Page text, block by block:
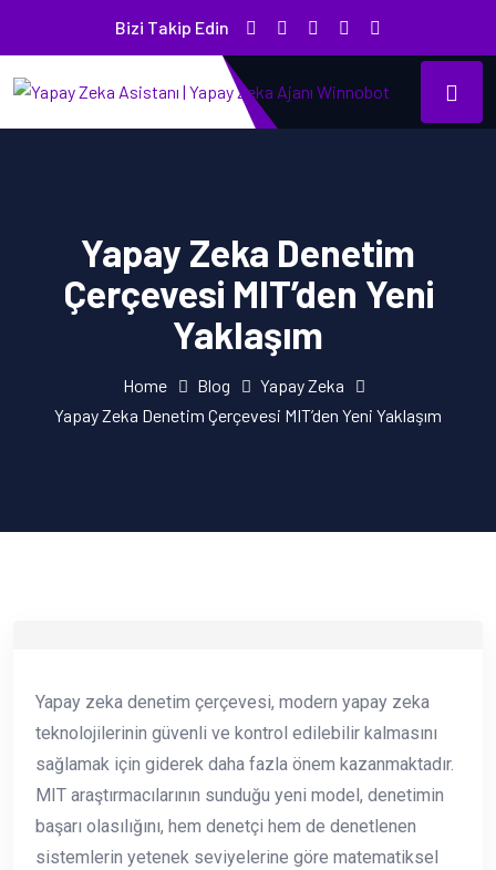
Bizi Takip Edin
Yapay Zeka Denetim
Çerçevesi MIT’den Yeni
Yaklaşım
Home Blog
Yapay Zeka
Yapay Zeka Denetim Çerçevesi MIT’den Yeni Yaklaşım
Yapay zeka denetim çerçevesi, modern yapay zeka
teknolojilerinin güvenli ve kontrol edilebilir kalmasını
sağlamak için giderek daha fazla önem kazanmaktadır.
MIT araştırmacılarının sunduğu yeni model, denetimin
başarı olasılığını, hem denetçi hem de denetlenen
sistemlerin yetenek seviyelerine göre matematiksel